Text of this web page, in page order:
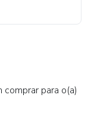
para o(a)